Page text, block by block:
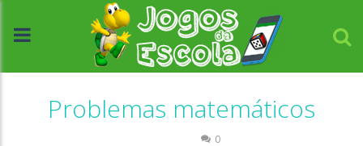
Problemas matemáticos
0